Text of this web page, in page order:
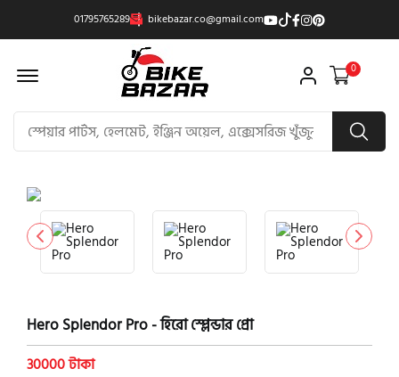
01795765289 bikebazar.co@gmail.com
Offcanvas Menu Open 0
product view
Hero Splendor Pro - হিরো স্প্লেন্ডার প্রো
30000 টাকা